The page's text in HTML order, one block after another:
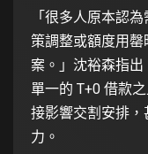
「很多人原本認
策調整或額度用
案。」沈裕森指
單一的 T+0 借款
接影響交割安排
力。